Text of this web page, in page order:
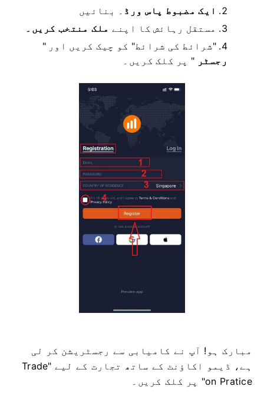
ایک مضبوط پاس ورڈ بنائیں
اپنے
مستقل رہائش کا
ملک منتخب کریں۔
"شرائط کی شرائط" کو چیک کریں اور "
رجسٹر " پر کلک کریں۔
مبارک ہو! آپ نے کامیابی سے رجسٹریشن کر لی
ہے، ڈیمو اکاؤنٹ کے ساتھ تجارت کے لیے "Trade
on Pratice" پر کلک کریں۔